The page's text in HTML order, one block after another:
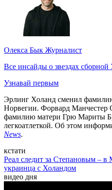
Олекса Бык Журналист
Все инсайды о звездах
Узнавай первым
Эрлинг Холанд сменил
Норвегии. Форвард Манчестер
фамилию матери Грю Мариты
легкоатлеткой. Об этом
News.
кстати
Реал следит за Степановым – в
украинца с Холандом
видео дня